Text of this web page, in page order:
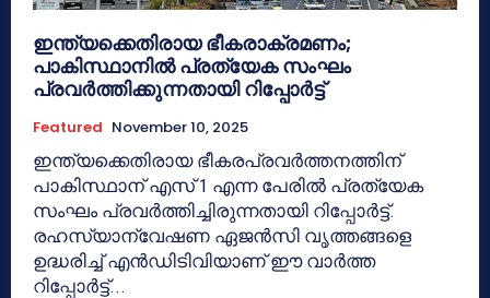
ഇന്ത്യക്കെതിരായ ഭീകരാക്രമണം;
പാകിസ്ഥാനിൽ പ്രത്യേക സംഘം
പ്രവർത്തിക്കുന്നതായി റിപ്പോർട്ട്
Featured November 10, 2025
ഇന്ത്യക്കെതിരായ ഭീകരപ്രവർത്തനത്തിന്
പാകിസ്ഥാന് എസ് 1 എന്ന പേരിൽ പ്രത്യേക
സംഘം പ്രവർത്തിച്ചിരുന്നതായി റിപ്പോർട്ട്.
രഹസ്യാന്വേഷണ ഏജൻസി വൃത്തങ്ങളെ
ഉദ്ധരിച്ച് എൻഡിടിവിയാണ് ഈ വാർത്ത
റിപ്പോർട്ട്...